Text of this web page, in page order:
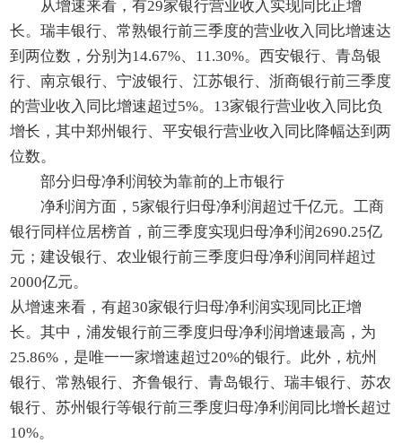
从增速来看，有29家银行营业收入实现同比正增
长。瑞丰银行、常熟银行前三季度的营业收入同比增速达
到两位数，分别为14.67%、11.30%。西安银行、青岛银
行、南京银行、宁波银行、江苏银行、浙商银行前三季度
的营业收入同比增速超过5%。13家银行营业收入同比负
增长，其中郑州银行、平安银行营业收入同比降幅达到两
位数。
部分归母净利润较为靠前的上市银行
净利润方面，5家银行归母净利润超过千亿元。工商
银行同样位居榜首，前三季度实现归母净利润2690.25亿
元；建设银行、农业银行前三季度归母净利润同样超过
2000亿元。
从增速来看，有超30家银行归母净利润实现同比正增
长。其中，浦发银行前三季度归母净利润增速最高，为
25.86%，是唯一一家增速超过20%的银行。此外，杭州
银行、常熟银行、齐鲁银行、青岛银行、瑞丰银行、苏农
银行、苏州银行等银行前三季度归母净利润同比增长超过
10%。